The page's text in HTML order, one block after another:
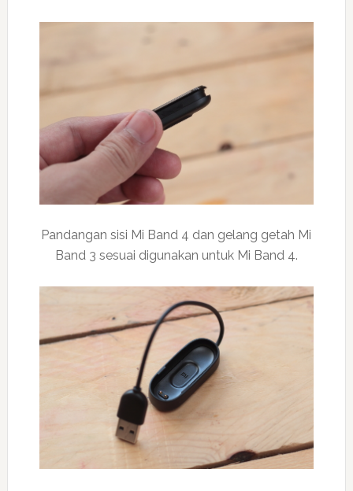
Pandangan sisi Mi Band 4 dan gelang getah Mi
Band 3 sesuai digunakan untuk Mi Band 4.